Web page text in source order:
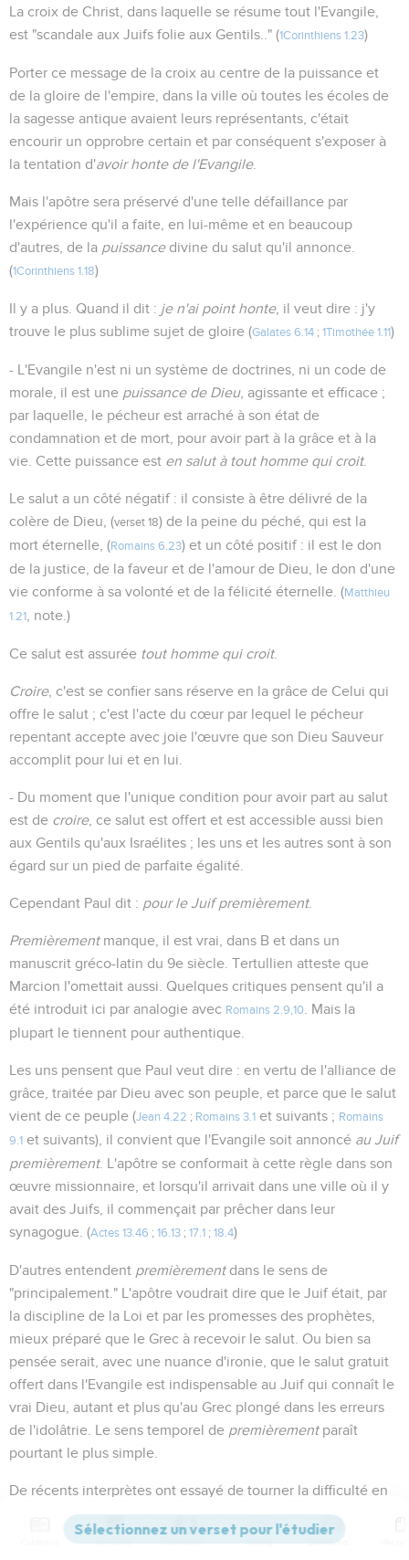
La croix de Christ, dans laquelle se résume tout l'Evangile,
est "scandale aux Juifs folie aux Gentils.." (1Corinthiens 1.23)
Porter ce message de la croix au centre de la puissance et
de la gloire de l'empire, dans la ville où toutes les écoles de
la sagesse antique avaient leurs représentants, c'était
encourir un opprobre certain et par conséquent s'exposer à
la tentation d'avoir honte de l'Evangile.
Mais l'apôtre sera préservé d'une telle défaillance par
l'expérience qu'il a faite, en lui-même et en beaucoup
d'autres, de la puissancedivine du salut qu'il annonce.
(1Corinthiens 1.18)
Il y a plus. Quand il dit : je n'ai point honte, il veut dire : j'y
trouve le plus sublime sujet de gloire (Galates 6.14 ; 1Timothée 1.11)
- L'Evangile n'est ni un système de doctrines, ni un code de
morale, il est une puissance de Dieu, agissante et efficace ;
par laquelle, le pécheur est arraché à son état de
condamnation et de mort, pour avoir part à la grâce et à la
vie. Cette puissance est en salut à tout homme qui croit.
Le salut a un côté négatif : il consiste à être délivré de la
colère de Dieu, (verset 18) de la peine du péché, qui est la
mort éternelle, (Romains 6.23) et un côté positif : il est le don
de la justice, de la faveur et de l'amour de Dieu, le don d'une
vie conforme à sa volonté et de la félicité éternelle. (Matthieu
1.21
, note.)
Ce salut est assurée tout homme qui croit.
Croire, c'est se confier sans réserve en la grâce de Celui qui
offre le salut ; c'est l'acte du cœur par lequel le pécheur
repentant accepte avec joie l'œuvre que son Dieu Sauveur
accomplit pour lui et en lui.
- Du moment que l'unique condition pour avoir part au salut
est de croire, ce salut est offert et est accessible aussi bien
aux Gentils qu'aux Israélites ; les uns et les autres sont à son
égard sur un pied de parfaite égalité.
Cependant Paul dit : pour le Juif premièrement.
Premièrementmanque, il est vrai, dans B et dans un
manuscrit gréco-latin du 9e siècle. Tertullien atteste que
Marcion l'omettait aussi. Quelques critiques pensent qu'il a
été introduit ici par analogie avec Romains 2.9,10
. Mais la
plupart le tiennent pour authentique.
Les uns pensent que Paul veut dire : en vertu de l'alliance de
grâce, traitée par Dieu avec son peuple, et parce que le salut
vient de ce peuple (Jean 4.22 ; Romains 3.1 et suivants ; Romains
9.1 et suivants), il convient que l'Evangile soit annoncé au Juif
premièrement. L'apôtre se conformait à cette règle dans son
œuvre missionnaire, et lorsqu'il arrivait dans une ville où il y
avait des Juifs, il commençait par prêcher dans leur
synagogue. (Actes 13.46 ; 16.13 ; 17.1 ; 18.4)
D'autres entendent premièrementdans le sens de
"principalement." L'apôtre voudrait dire que le Juif était, par
la discipline de la Loi et par les promesses des prophètes,
mieux préparé que le Grec à recevoir le salut. Ou bien sa
pensée serait, avec une nuance d'ironie, que le salut gratuit
offert dans l'Evangile est indispensable au Juif qui connaît le
vrai Dieu, autant et plus qu'au Grec plongé dans les erreurs
de l'idolâtrie. Le sens temporel de premièrementparaît
pourtant le plus simple.
De récents interprètes ont essayé de tourner la difficulté en
traduisant : l'Evangile est une puissance de Dieu en
premièrement au Juif et au Grec; l'apodose sous-
Versions Commentaires Strong